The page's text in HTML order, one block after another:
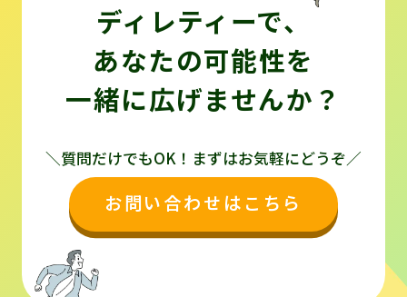
ディレティーで、
あなたの可能性を
一緒に広げませんか？
＼質問だけでもOK！まずはお気軽にどうぞ／
お問い合わせはこちら